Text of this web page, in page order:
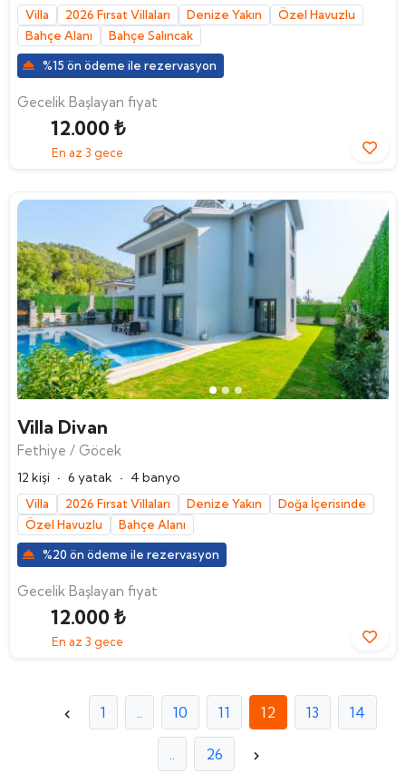
Villa 2026 Fırsat Villaları Denize Yakın
Özel Havuzlu
Bahçe Alanı
Bahçe Salıncak
%15 ön ödeme ile rezervasyon
Gecelik Başlayan fiyat
12.000 ₺
En az 3 gece
Villa Divan
Fethiye / Göcek
12 kişi · 6 yatak · 4 banyo
Villa 2026 Fırsat Villaları Denize Yakın
Doğa İçerisinde
Özel Havuzlu
Bahçe Alanı
%20 ön ödeme ile rezervasyon
Gecelik Başlayan fiyat
12.000 ₺
En az 3 gece
1 10 11 12 13 14
26